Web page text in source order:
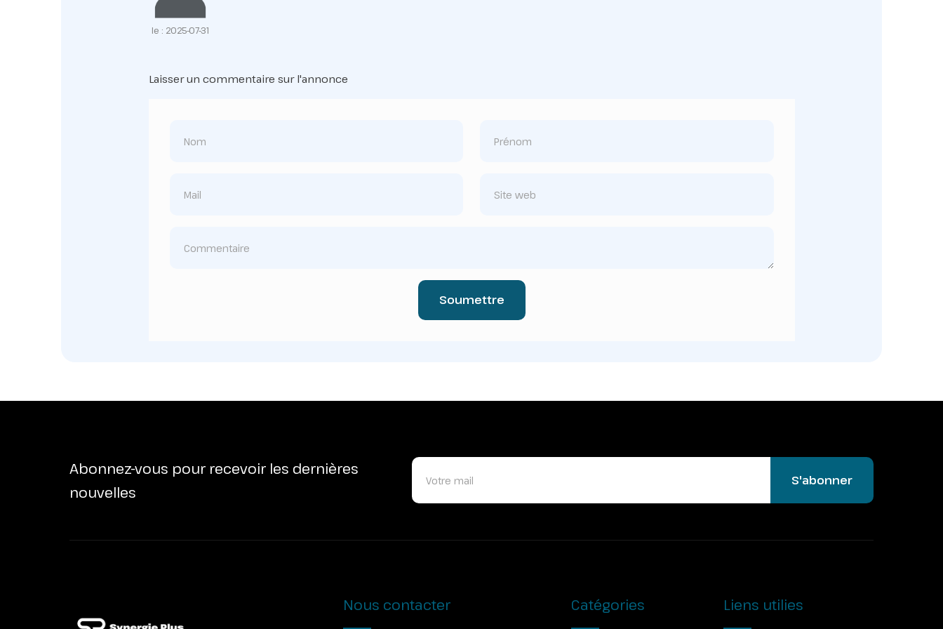
le : 2025-07-31
Laisser un commentaire sur l'annonce
Soumettre
Abonnez-vous pour recevoir les dernières
nouvelles
S'abonner
Nous contacter Catégories Liens utilies